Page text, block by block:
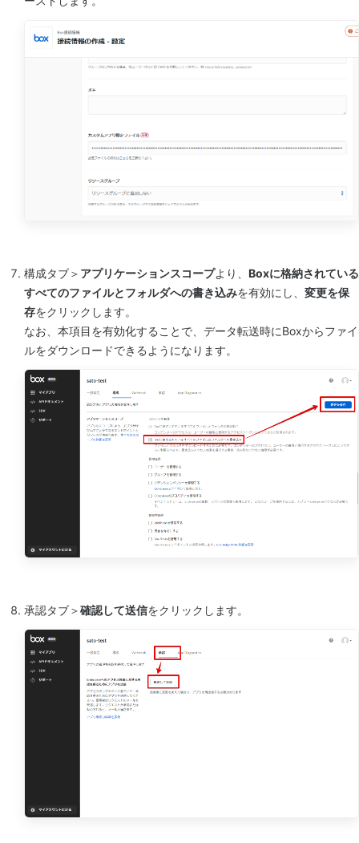
構成タブ＞ アプリケーションスコープより、 Boxに格納されている
すべてのファイルとフォルダへの書き込みを有効にし、 変更を保
存をクリックします。
なお、本項目を有効化することで、データ転送時にBoxからファイ
ルをダウンロードできるようになります。
承認タブ＞確認して送信をクリックします。